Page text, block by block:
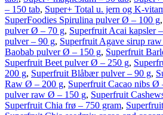
– 150 tab, Super+ Total u. jern og K-
SuperFoodies Spirulina pulver Ø – 100 g,
pulver Ø – 70 g, Superfruit Acai kapsler
pulver – 90 g, Superfruit Agave sirup
Baobab pulver Ø – 150 g, Superfruit
Superfruit Beet pulver Ø – 250 g,
200 g, Superfruit Blåbær pulver – 90 g,
Raw Ø – 200 g, Superfruit Cacao nibs Ø
pulver raw Ø – 150 g, Superfruit
Superfruit Chia frø – 750 gram,